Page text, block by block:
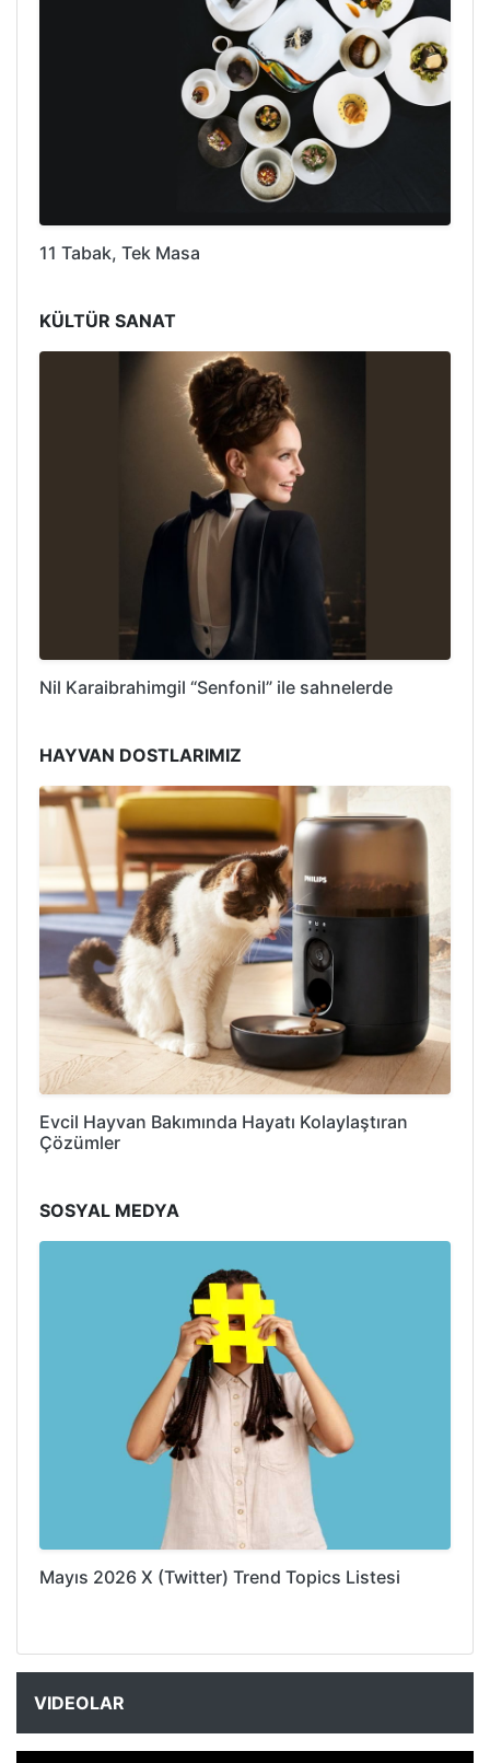
11 Tabak, Tek Masa
KÜLTÜR SANAT
Nil Karaibrahimgil “Senfonil” ile sahnelerde
HAYVAN DOSTLARIMIZ
Evcil Hayvan Bakımında Hayatı Kolaylaştıran
Çözümler
SOSYAL MEDYA
Mayıs 2026 X (Twitter) Trend Topics Listesi
VIDEOLAR